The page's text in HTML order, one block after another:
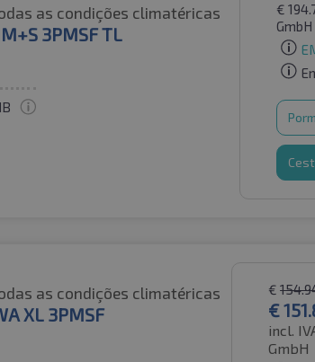
as condições climatéricas
3PMSF TL
€
GmbH
as condições climatéricas
XL 3PMSF
€
€
incl.
GmbH